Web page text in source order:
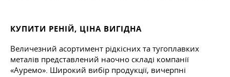
КУПИТИ РЕНІЙ, ЦІНА ВИГІДНА
Величезний асортимент рідкісних та тугоплавких
металів представлений наочно складі компанії
«Ауремо». Широкий вибір продукції, вичерпні